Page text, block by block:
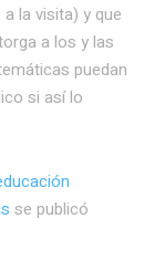
la visita) y que
a los y las
puedan
si así lo
se publicó